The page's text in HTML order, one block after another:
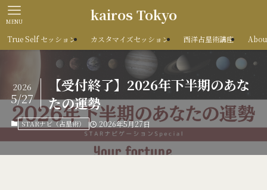
kairos Tokyo
MENU
True Self セッション カスタマイズセッション 西洋占星術講座
【受付終了】2026年下半期のあな
たの運勢
2026
5/27
STARナビ（占星術） 2026年5月27日